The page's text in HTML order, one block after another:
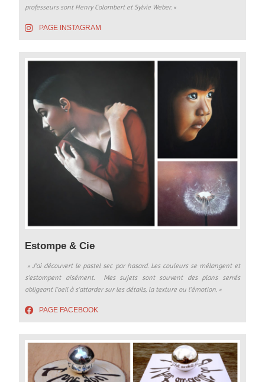
professeurs sont Henry Colombert et Sylvie Weber. «
PAGE INSTAGRAM
Estompe & Cie
» J’ai découvert le pastel sec par hasard. Les couleurs se mélangent et
s’estompent aisément. Mes sujets sont souvent des plans serrés
obligeant l’oeil à s’attarder sur les détails, la texture ou l’émotion. «
PAGE FACEBOOK